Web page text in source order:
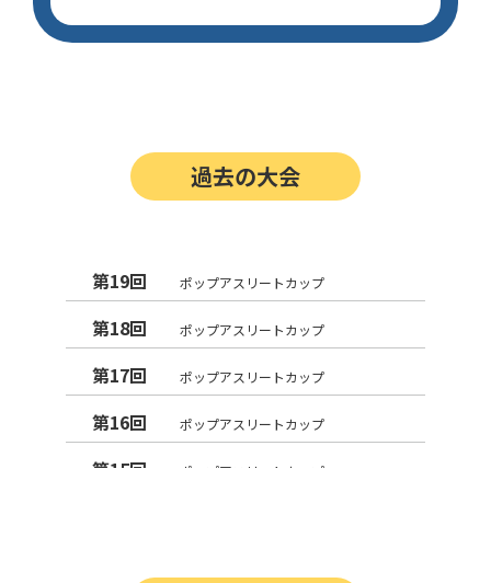
過去の大会
第19回 ポップアスリートカップ
第18回 ポップアスリートカップ
第17回 ポップアスリートカップ
第16回 ポップアスリートカップ
第15回 ポップアスリートカップ